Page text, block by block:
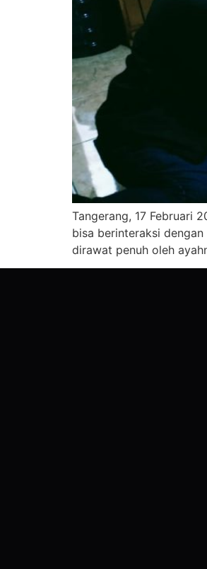
Tangerang, 17 Februari
bisa berinteraksi
dirawat penuh oleh